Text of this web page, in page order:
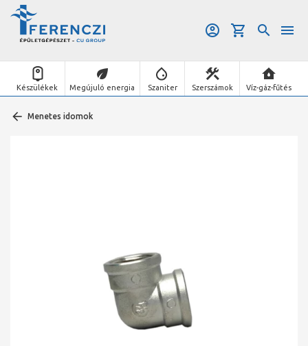
Készülékek Megújuló energia Szaniter Szerszámok Víz-gáz-fűtés
Menetes idomok